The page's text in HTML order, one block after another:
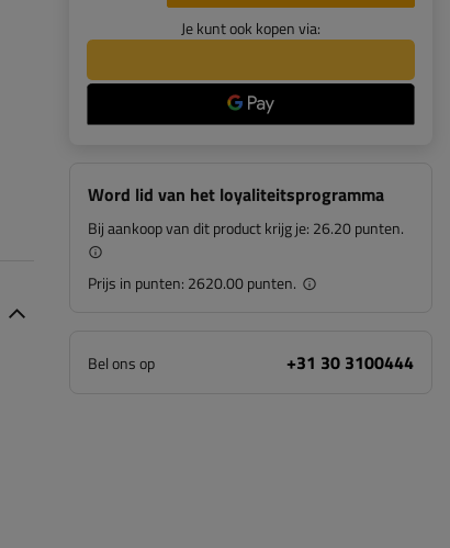
Je kunt ook kopen via:
Word lid van het loyaliteitsprogramma
Bij aankoop van dit product krijg je: 26.20 punten.
Prijs in punten: 2620.00 punten.
Bel ons op +31 30 3100444